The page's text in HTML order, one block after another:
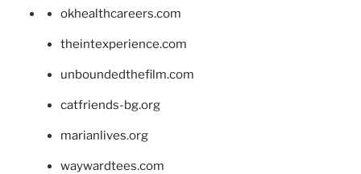
okhealthcareers.com
theintexperience.com
unboundedthefilm.com
catfriends-bg.org
marianlives.org
waywardtees.com